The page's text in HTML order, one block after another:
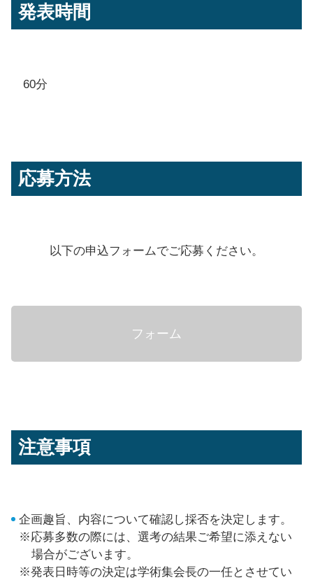
発表時間
60分
応募方法
以下の申込フォームでご応募ください。
フォーム
注意事項
企画趣旨、内容について確認し採否を決定します。
※応募多数の際には、選考の結果ご希望に添えない
場合がございます。
※発表日時等の決定は学術集会長の一任とさせてい